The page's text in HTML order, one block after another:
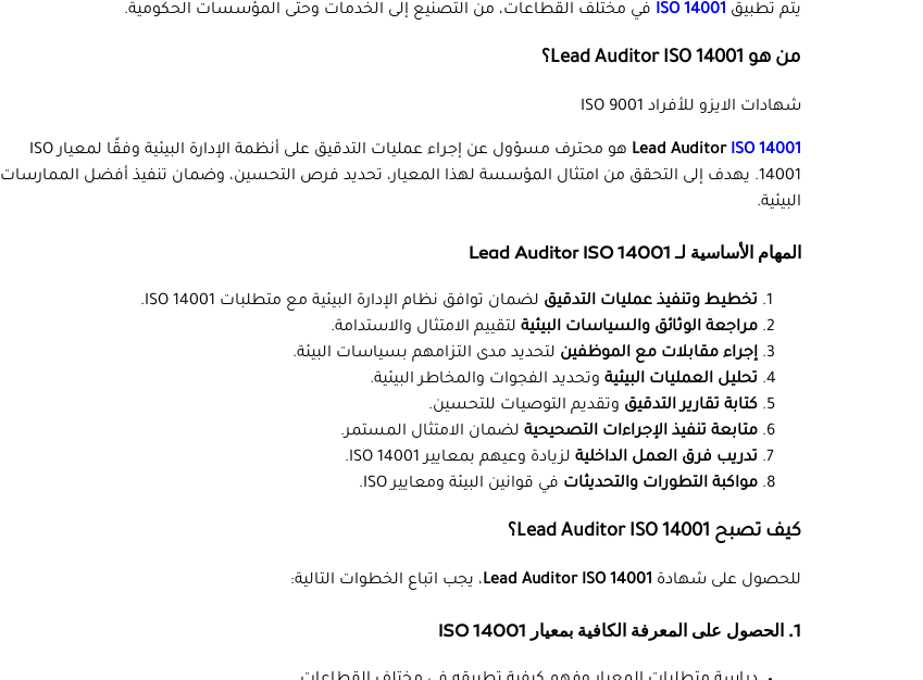
يتم تطبيق في مختلف القطاعات، من التصنيع إلى الخدمات وحتى المؤسسات الحكومية.
من هو Lead Auditor ISO 14001؟
شهادات الايزو للأفراد ISO 9001
Lead AuditorISO 14001
هو محترف مسؤول عن إجراء عمليات التدقيق على أنظمة الإدارة البيئية وفقًا لمعيار ISO
14001. يهدف إلى التحقق من امتثال المؤسسة لهذا المعيار، تحديد فرص التحسين، وضمان تنفيذ أفضل الممارسات
البيئية.
المهام الأساسية لـ Lead Auditor ISO 14001
تخطيط وتنفيذ عمليات التدقيق لضمان توافق نظام الإدارة البيئية مع متطلبات ISO 14001.
مراجعة الوثائق والسياسات البيئية لتقييم الامتثال والاستدامة.
إجراء مقابلات مع الموظفين لتحديد مدى التزامهم بسياسات البيئة.
تحليل العمليات البيئية وتحديد الفجوات والمخاطر البيئية.
كتابة تقارير التدقيق وتقديم التوصيات للتحسين.
متابعة تنفيذ الإجراءات التصحيحية لضمان الامتثال المستمر.
تدريب فرق العمل الداخلية لزيادة وعيهم بمعايير ISO 14001.
مواكبة التطورات والتحديثات في قوانين البيئة ومعايير ISO.
كيف تصبح Lead Auditor ISO 14001؟
للحصول على شهادة Lead Auditor ISO 14001، يجب اتباع الخطوات التالية:
1. الحصول على المعرفة الكافية بمعيار ISO 14001